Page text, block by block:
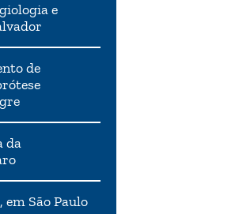
e
de
da
São Paulo